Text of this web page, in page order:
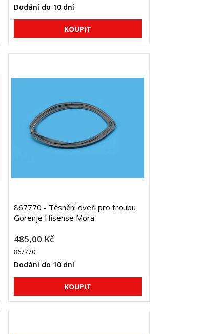
Dodání do 10 dní
867770 - Těsnění dveří pro troubu
Gorenje Hisense Mora
485,00 Kč
867770
Dodání do 10 dní